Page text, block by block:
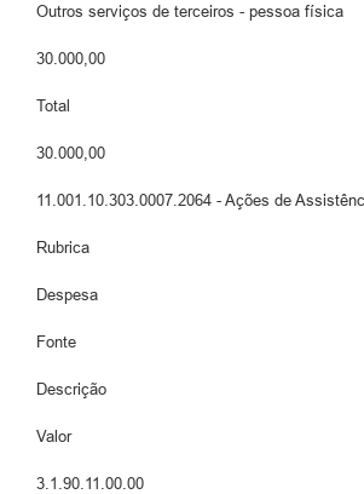
Outros serviços de terceiros - pessoa física
30.000,00
Total
30.000,00
11.001.10.303.0007.2064 - Ações de
Rubrica
Despesa
Fonte
Descrição
Valor
3.1.90.11.00.00